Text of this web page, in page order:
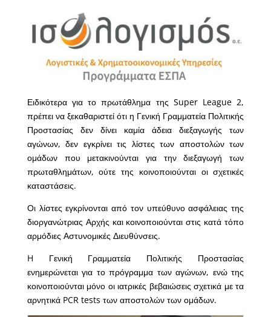
Ειδικότερα για το πρωτάθλημα της Super League 2,
πρέπει να ξεκαθαριστεί ότι η Γενική Γραμματεία Πολιτικής
Προστασίας δεν δίνει καμία άδεια διεξαγωγής των
αγώνων, δεν εγκρίνει τις λίστες των αποστολών των
ομάδων που μετακινούνται για την διεξαγωγή των
πρωταθλημάτων, ούτε της κοινοποιούνται οι σχετικές
καταστάσεις.
Οι λίστες εγκρίνονται από τον υπεύθυνο ασφάλειας της
διοργανώτριας Αρχής και κοινοποιούνται στις κατά τόπο
αρμόδιες Αστυνομικές Διευθύνσεις.
H Γενική Γραμματεία Πολιτικής Προστασίας
ενημερώνεται για το πρόγραμμα των αγώνων, ενώ της
κοινοποιούνται μόνο οι ιατρικές βεβαιώσεις σχετικά με τα
αρνητικά PCR tests των αποστολών των ομάδων.